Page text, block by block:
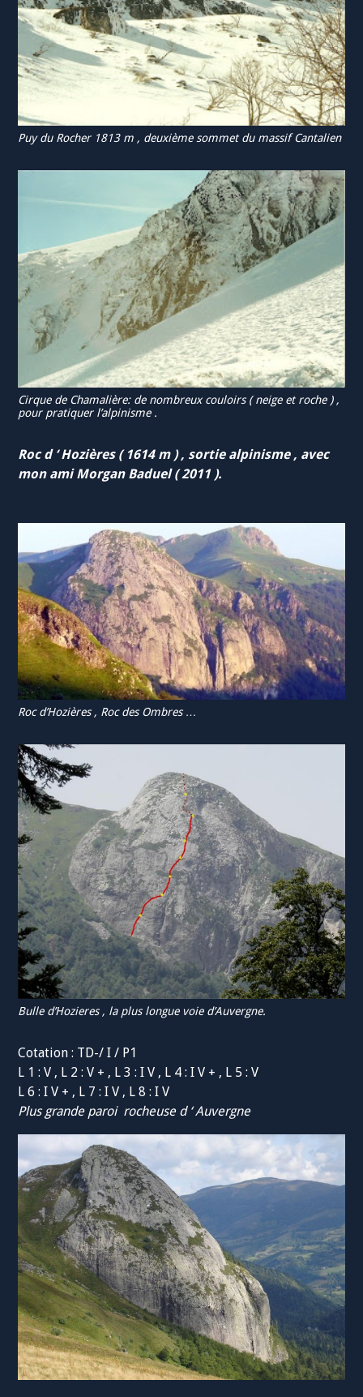
Puy du Rocher 1813 m , deuxième sommet du massif Cantalien
Cirque de Chamalière: de nombreux couloirs ( neige et roche ) ,
pour pratiquer l’alpinisme .
Roc d ‘ Hozières ( 1614 m ) , sortie alpinisme , avec
mon ami Morgan Baduel ( 2011 ).
Roc d’Hozières , Roc des Ombres …
Bulle d’Hozieres , la plus longue voie d’Auvergne.
Cotation : TD-/ I / P1
L 1 : V , L 2 : V + , L 3 : I V , L 4 : I V + , L 5 : V
L 6 : I V + , L 7 : I V , L 8 : I V
Plus grande paroi rocheuse d ‘ Auvergne